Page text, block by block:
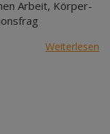
Arbeit, Körper-
Weiterlesen